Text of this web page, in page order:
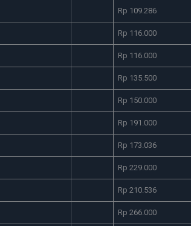
Rp 109.286
Rp 116.000
Rp 116.000
Rp 135.500
Rp 150.000
Rp 191.000
Rp 173.036
Rp 229.000
Rp 210.536
Rp 266.000